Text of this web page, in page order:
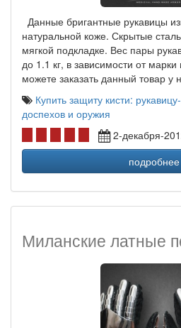
Данные бригантные рукавицы
натуральной коже. Скрытые
мягкой подкладке. Вес пары
до 1.1 кг, в зависимости от
можете заказать данный товар у
Купить защиту кисти:
доспехов и оружия
2-декабря-
Миланские латные